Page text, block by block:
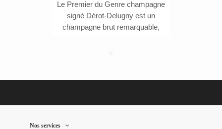
Le Premier du Genre champagne
signé Dérot-Delugny est un
champagne brut remarquable,
ans. Médaille d'Or au Concours
Nos services